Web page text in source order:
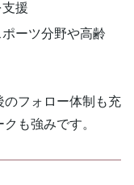
援
ーツ分野や高齢
のフォロー体制も充
も強みです。